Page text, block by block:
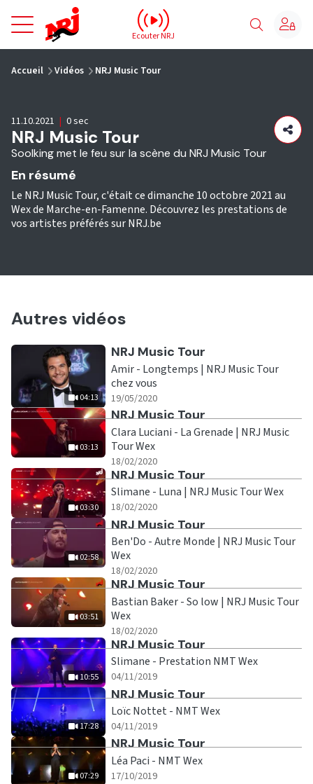
NRJ - Accueil
Ecouter NRJ
Accueil Vidéos NRJ Music Tour
NRJ Music Tour
Soolking met le feu sur la scène du NRJ Music Tour
11.10.2021 | 0 sec
En résumé
Le NRJ Music Tour, c'était ce dimanche 10 octobre 2021 au
Wex de Marche-en-Famenne. Découvrez les prestations de
vos artistes préférés sur NRJ.be
Autres vidéos
04:13
Ecouter
NRJ Music Tour
Amir - Longtemps | NRJ Music Tour
chez vous
19/05/2020
03:13
Ecouter
NRJ Music Tour
Clara Luciani - La Grenade | NRJ Music
Tour Wex
18/02/2020
03:30
Ecouter
NRJ Music Tour
Slimane - Luna | NRJ Music Tour Wex
18/02/2020
02:58
Ecouter
NRJ Music Tour
Ben'Do - Autre Monde | NRJ Music Tour
Wex
18/02/2020
03:51
Ecouter
NRJ Music Tour
Bastian Baker - So low | NRJ Music Tour
Wex
18/02/2020
10:55
Ecouter
NRJ Music Tour
Slimane - Prestation NMT Wex
04/11/2019
17:28
Ecouter
NRJ Music Tour
Loïc Nottet - NMT Wex
04/11/2019
07:29
Ecouter
NRJ Music Tour
Léa Paci - NMT Wex
17/10/2019